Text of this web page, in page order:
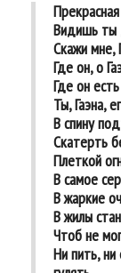
Видишь ты
Скажи мне,
Где он, о
Где он
Ты, Гаэна,
В спину
Скатерть
Плеткой
В самое
В жаркие
В жилы
Чтоб не
Ни пить, ни